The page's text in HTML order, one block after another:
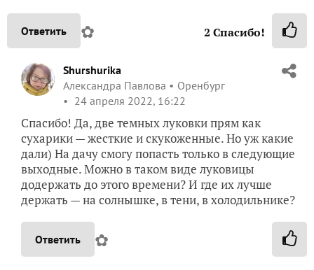
Ответить ✿ 2 Спасибо!
Shurshurika
Александра Павлова
Оренбург
24 апреля 2022, 16:22
Спасибо! Да, две темных луковки прям как
сухарики — жесткие и скукоженные. Но уж какие
дали) На дачу смогу попасть только в следующие
выходные. Можно в таком виде луковицы
додержать до этого времени? И где их лучше
держать — на солнышке, в тени, в холодильнике?
Ответить ✿